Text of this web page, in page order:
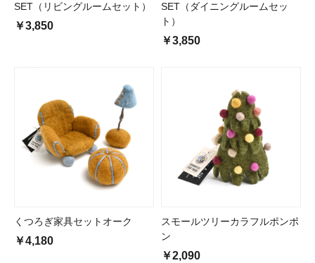
SET（リビングルームセット）
￥3,850
SET（ダイニングルームセッ
ト）
￥3,850
くつろぎ家具セットオーク
￥4,180
スモールツリーカラフルポンポ
ン
￥2,090